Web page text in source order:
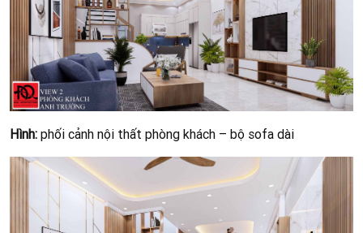
CÔNG TY TNHH KIẾN TRÚC XÂY DỰNG ĐOÀN ANH
QUỐC